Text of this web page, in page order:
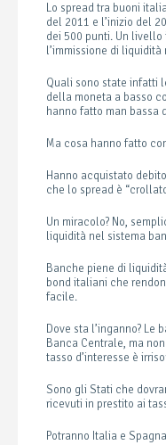
Lo spread tra buoni
del 2011 e l’inizio del
dei 500 punti. Un
l’immissione di
Quali sono state infatti
della moneta a basso
hanno fatto man bassa
Ma cosa hanno fatto
Hanno acquistato
che lo spread è
Un miracolo? No,
liquidità nel sistema
Banche piene di
bond italiani che
facile.
Dove sta l’inganno?
Banca Centrale, ma
tasso d’interesse è
Sono gli Stati che
ricevuti in prestito ai
Potranno Italia e